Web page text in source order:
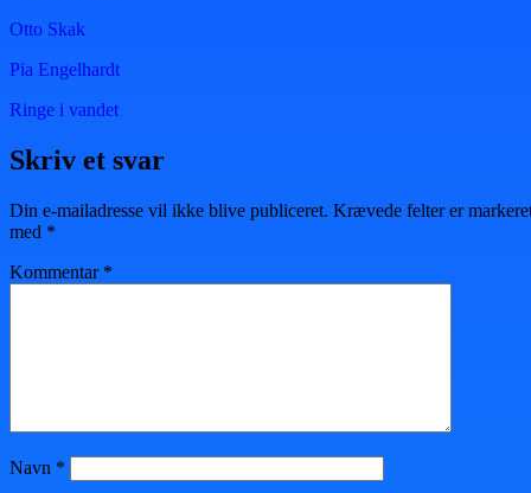
Otto Skak
Pia Engelhardt
Ringe i vandet
Skriv et svar
Din e-mailadresse vil ikke blive publiceret. Krævede felter er
med *
Kommentar *
Navn *